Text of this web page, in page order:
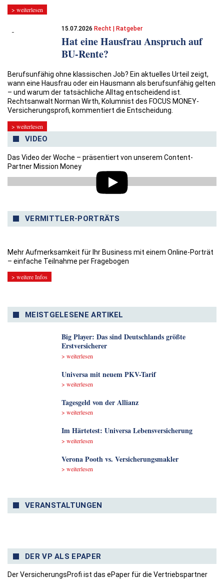
> weiterlesen
15.07.2026 Recht | Ratgeber
Hat eine Hausfrau Anspruch auf
BU-Rente?
Berufsunfähig ohne klassischen Job? Ein aktuelles Urteil zeigt,
wann eine Hausfrau oder ein Hausmann als berufsunfähig gelten
– und warum der tatsächliche Alltag entscheidend ist.
Rechtsanwalt Norman Wirth, Kolumnist des ­­FOCUS MONEY-
Versicherungsprofi, kommentiert die Entscheidung.
> weiterlesen
VIDEO
Das Video der Woche – präsentiert von unserem Content-
Partner Mission Money
VERMITTLER-PORTRÄTS
Mehr Aufmerksamkeit für Ihr Business mit einem Online-Porträt
– einfache Teilnahme per Fragebogen
> weitere Infos
MEISTGELESENE ARTIKEL
Big Player: Das sind Deutschlands größte
Erstversicherer
> weiterlesen
Universa mit neuem PKV-Tarif
> weiterlesen
Tagesgeld von der Allianz
> weiterlesen
Im Härtetest: Universa Lebensversicherung
> weiterlesen
Verona Pooth vs. Versicherungsmakler
> weiterlesen
VERANSTALTUNGEN
DER VP ALS EPAPER
Der VersicherungsProfi ist das ePaper für die Vertriebspartner